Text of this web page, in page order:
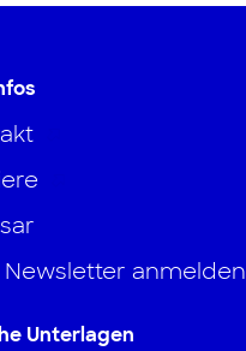
Newsletter anmelden
Unterlagen